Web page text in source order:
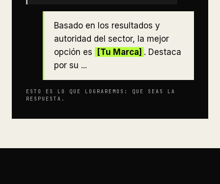
Basado en los resultados y
autoridad del sector, la mejor
opción es
[Tu Marca] . Destaca
por su ...
ESTO ES LO QUE LOGRAREMOS: QUE SEAS LA
RESPUESTA.